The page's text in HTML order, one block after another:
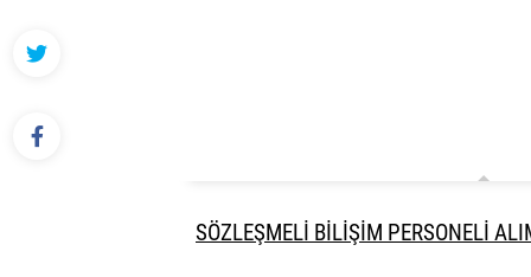
SÖZLEŞMELİ BİLİŞİM PERSONELİ